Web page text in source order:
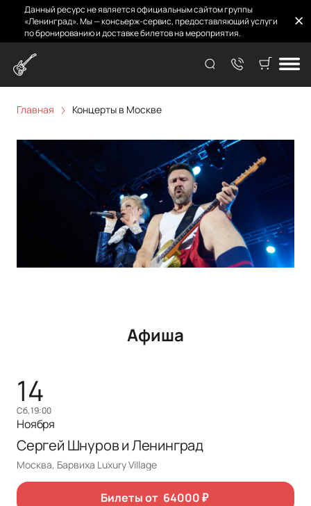
Данный ресурс не является официальным сайтом группы
«Ленинград». Мы — консьерж-сервис, предоставляющий услуги
по бронированию и доставке билетов на мероприятия.
Концерты в Москве
Главная Концерты в Москве
Афиша
14
сб, 19:00
Ноября
Сергей Шнуров и Ленинград
Москва, Барвиха Luxury Village
Билеты от 64000₽